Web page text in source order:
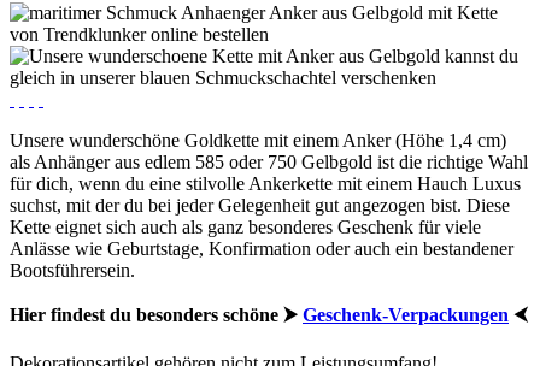
Unsere wunderschöne Goldkette mit einem Anker (Höhe 1,4 cm)
als Anhänger aus edlem 585 oder 750 Gelbgold ist die richtige Wahl
für dich, wenn du eine stilvolle Ankerkette mit einem Hauch Luxus
suchst, mit der du bei jeder Gelegenheit gut angezogen bist. Diese
Kette eignet sich auch als ganz besonderes Geschenk für viele
Anlässe wie Geburtstage, Konfirmation oder auch ein bestandener
Bootsführersein.
Hier findest du besonders schöne ⮞ Geschenk-Verpackungen ⮜